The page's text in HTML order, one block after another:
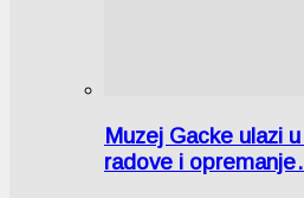
Muzej Gacke ulazi
radove i